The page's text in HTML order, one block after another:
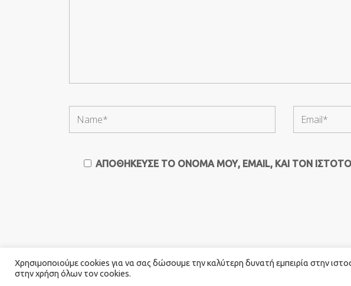
ΑΠΟΘΉΚΕΥΣΕ ΤΟ ΌΝΟΜΆ ΜΟΥ, EMAIL, ΚΑΙ ΤΟΝ
© 2026 Καλογιαννης Catering. All Rights Reserved. - Powered by
Χρησιμοποιούμε cookies για να σας δώσουμε την καλύτερη δυνατή εμπειρία στην
στην χρήση όλων τον cookies.